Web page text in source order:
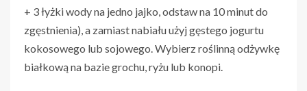
+ 3 łyżki wody na jedno jajko, odstaw na 10 minut do
zgęstnienia), a zamiast nabiału użyj gęstego jogurtu
kokosowego lub sojowego. Wybierz roślinną odżywkę
białkową na bazie grochu, ryżu lub konopi.